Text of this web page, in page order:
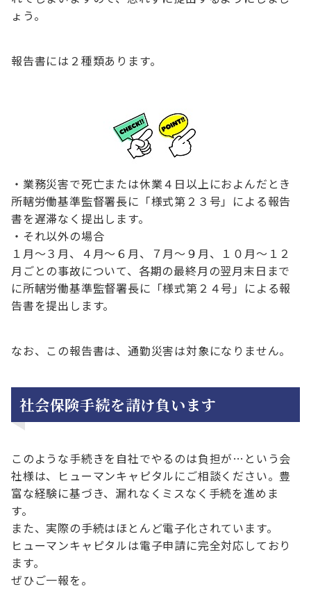
ょう。
報告書には２種類あります。
・業務災害で死亡または休業４日以上におよんだとき
所轄労働基準監督署長に「様式第２３号」による報告
書を遅滞なく提出します。
・それ以外の場合
１月～３月、４月～６月、７月～９月、１０月～１２
月ごとの事故について、各期の最終月の翌月末日まで
に所轄労働基準監督署長に「様式第２４号」による報
告書を提出します。
なお、この報告書は、通勤災害は対象になりません。
社会保険手続を請け負います
このような手続きを自社でやるのは負担が…という会
社様は、ヒューマンキャピタルにご相談ください。豊
富な経験に基づき、漏れなくミスなく手続を進めま
す。
また、実際の手続はほとんど電子化されています。
ヒューマンキャピタルは電子申請に完全対応しており
ます。
ぜひご一報を。